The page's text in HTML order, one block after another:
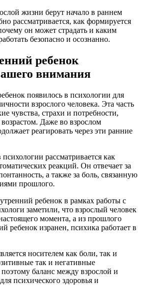
жизни берут начало в раннем
рассматривается, как формируется
он может страдать и каким
безопасно и осознанно.
ребенок
внимания
появилось в психологии для
взрослого человека. Эта часть
чувства, страхи и потребности,
Даже во взрослом
реагировать через эти ранние
рассматривается как
реакций. Он отвечает за
а также за боль, связанную
прошлого.
ребенок в рамках работы с
заметили, что взрослый человек
момента, а из прошлого
ребенок изранен, психика работает в
носителем как боли, так и
так и негативные
баланс между взрослой и
психического здоровья и